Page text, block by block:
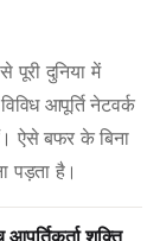
पूरी दुनिया में
आपूर्ति नेटवर्क
ऐसे बफर के बिना
पड़ता है।